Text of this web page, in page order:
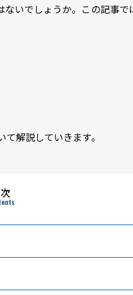
いでしょうか。この記事
解説していきます。